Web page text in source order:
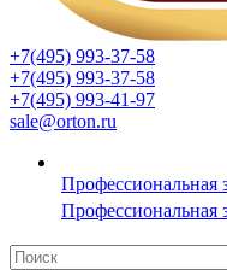
+7(495) 993-37-58
+7(495) 993-37-58
+7(495) 993-41-97
sale@orton.ru
Профессиональная
Профессиональная